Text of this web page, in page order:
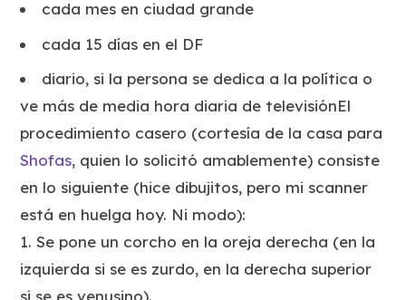
cada mes en ciudad grande
cada 15 días en el DF
diario, si la persona se dedica a la política o
ve más de media hora diaria de televisiónEl
procedimiento casero (cortesía de la casa para
Shofas, quien lo solicitó amablemente) consiste
en lo siguiente (hice dibujitos, pero mi scanner
está en huelga hoy. Ni modo):
1. Se pone un corcho en la oreja derecha (en la
izquierda si se es zurdo, en la derecha superior
si se es venusino).